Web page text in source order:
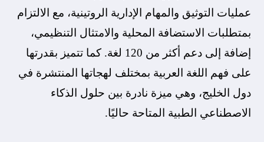
عمليات التوثيق والمهام الإدارية الروتينية، مع الالتزام
بمتطلبات الاستضافة المحلية والامتثال التنظيمي،
إضافة إلى دعم أكثر من 120 لغة. كما تتميز بقدرتها
على فهم اللغة العربية بمختلف لهجاتها المنتشرة في
دول الخليج، وهي ميزة نادرة بين حلول الذكاء
الاصطناعي الطبية المتاحة حاليًا.